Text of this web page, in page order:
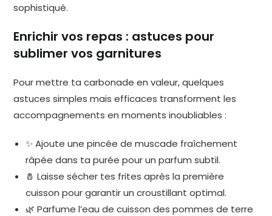
sophistiqué.
Enrichir vos repas : astuces pour
sublimer vos garnitures
Pour mettre ta carbonade en valeur, quelques
astuces simples mais efficaces transforment les
accompagnements en moments inoubliables :
✨ Ajoute une pincée de muscade fraîchement
râpée dans ta purée pour un parfum subtil.
🧂 Laisse sécher tes frites après la première
cuisson pour garantir un croustillant optimal.
🌿 Parfume l’eau de cuisson des pommes de terre